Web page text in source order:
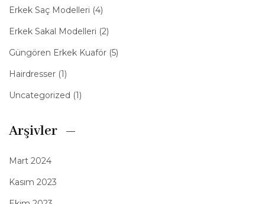
Erkek Saç Modelleri (4)
Erkek Sakal Modelleri (2)
Güngören Erkek Kuaför (5)
Hairdresser (1)
Uncategorized (1)
Arşivler
Mart 2024
Kasım 2023